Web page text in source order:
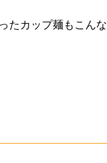
たカップ麺もこんな